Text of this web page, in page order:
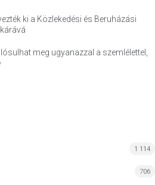
ki a Közlekedési és Beruházási
meg ugyanazzal a szemlélettel,
1 114
706